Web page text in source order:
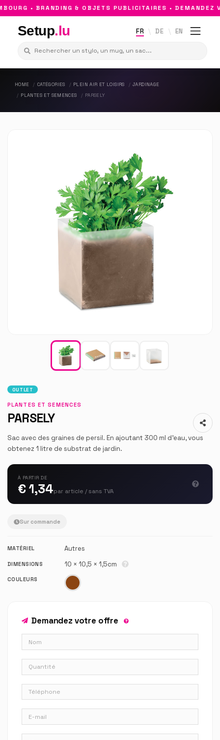
• BRANDING & OBJETS PUBLICITAIRES • DEMANDEZ
Setup.lu FR DE EN
HOME CATÉGORIES PLEIN AIR ET LOISIRS
JARDINAGE
PLANTES ET SEMENCES
PARSELY
OUTLET
PLANTES ET SEMENCES
PARSELY
Sac avec des graines de persil. En ajoutant 300 ml d'eau, vous
obtenez 1 litre de substrat de jardin.
À PARTIR DE
€ 1,34par article / sans TVA
Sur commande
MATÉRIEL Autres
DIMENSIONS 10 × 10,5 × 1,5cm
COULEURS
Demandez votre offre